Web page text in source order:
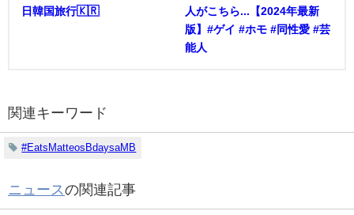
日韓国旅行🇰🇷
人がこちら...【2024年最新
版】#ゲイ #ホモ #同性愛 #芸
能人
関連キーワード
#EatsMatteosBdaysaMB
ニュースの関連記事